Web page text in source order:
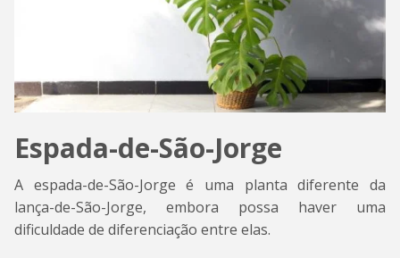
Espada-de-São-Jorge
A espada-de-São-Jorge é uma planta diferente da
lança-de-São-Jorge, embora possa haver uma
dificuldade de diferenciação entre elas.